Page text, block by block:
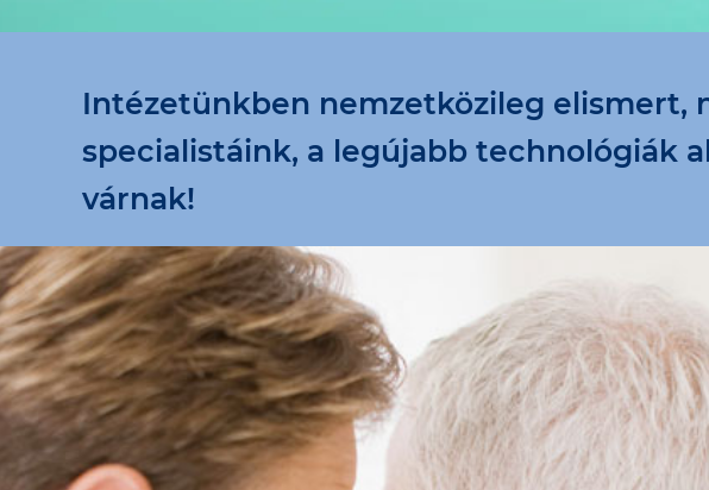
Intézetünkben nemzetközileg elismert,
specialistáink, a legújabb technológiák
várnak!